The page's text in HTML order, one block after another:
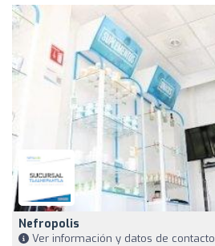
Nefropolis
Ver información y datos de contacto